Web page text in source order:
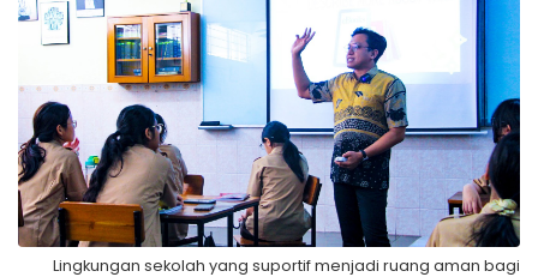
Lingkungan sekolah yang suportif menjadi ruang aman bagi